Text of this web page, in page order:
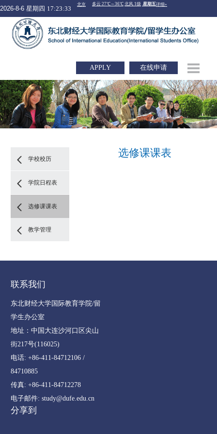
2026-8-6 星期四 17:23:33
APPLY 在线申请
学校校历
学院日程表
选修课课表
教学管理
选修课课表
联系我们
东北财经大学国际教育学院/留
学生办公室
地址：中国大连沙河口区尖山
街217号(116025)
电话: +86-411-84712106 /
84710885
传真: +86-411-84712278
电子邮件: study@dufe.edu.cn
分享到